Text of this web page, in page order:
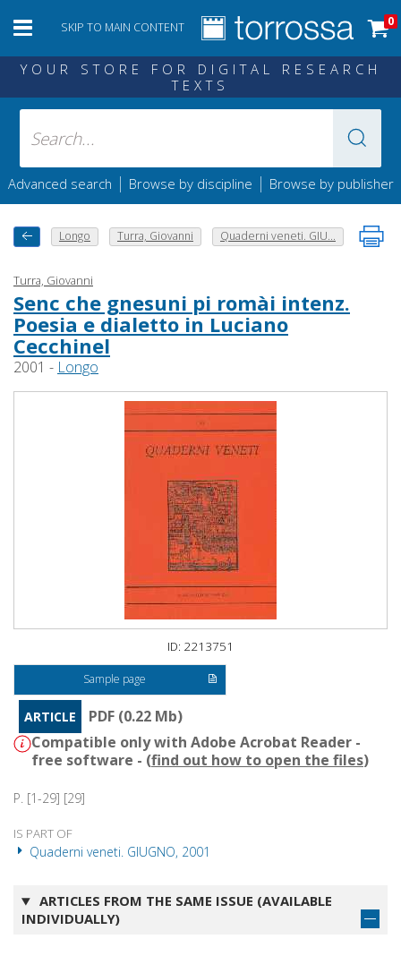
SKIP TO MAIN CONTENT 0
YOUR STORE FOR DIGITAL RESEARCH
TEXTS
Advanced search | Browse by discipline | Browse by publisher
Longo Turra, Giovanni Quaderni veneti. GIU...
Turra, Giovanni
Senc che gnesuni pi romài intenz.
Poesia e dialetto in Luciano
Cecchinel
2001 - Longo
ID: 2213751
Sample page
ARTICLE
PDF (0.22 Mb)
Compatible only with Adobe Acrobat Reader -
free software - (find out how to open the files)
P. [1-29] [29]
IS PART OF
Quaderni veneti. GIUGNO, 2001
ARTICLES FROM THE SAME ISSUE (AVAILABLE
INDIVIDUALLY)